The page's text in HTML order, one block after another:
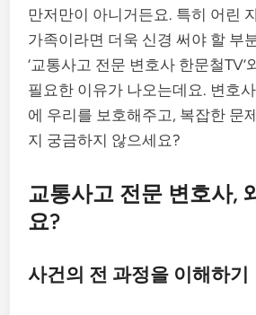
만저만이 아니거든요. 특히 어린
가족이라면 더욱 신경 써야 할 부
‘교통사고 전문 변호사 한문철TV’
필요한 이유가 나오는데요. 변호
에 우리를 보호해주고, 복잡한 문
지 궁금하지 않으세요?
교통사고 전문 변호사,
요?
사건의 전 과정을 이해하기